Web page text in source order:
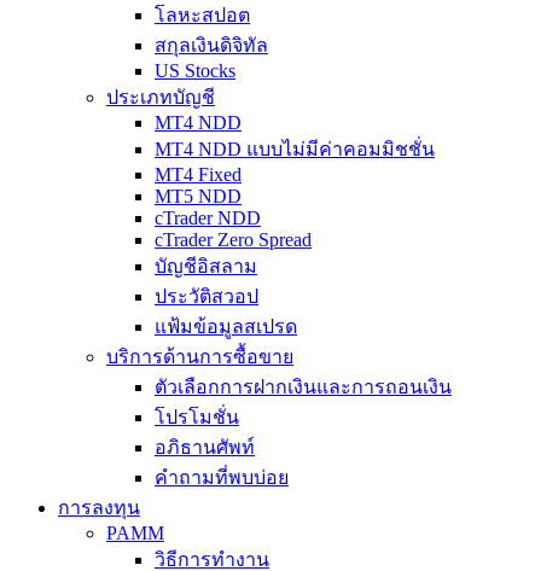
โลหะสปอต
สกุลเงินดิจิทัล
US Stocks
ประเภทบัญชี
MT4 NDD
MT4 NDD แบบไม่มีค่าคอมมิชชั่น
MT4 Fixed
MT5 NDD
cTrader NDD
cTrader Zero Spread
บัญชีอิสลาม
ประวัติสวอป
แฟ้มข้อมูลสเปรด
บริการด้านการซื้อขาย
ตัวเลือกการฝากเงินและการถอนเงิน
โปรโมชั่น
อภิธานศัพท์
คำถามที่พบบ่อย
การลงทุน
PAMM
วิธีการทำงาน